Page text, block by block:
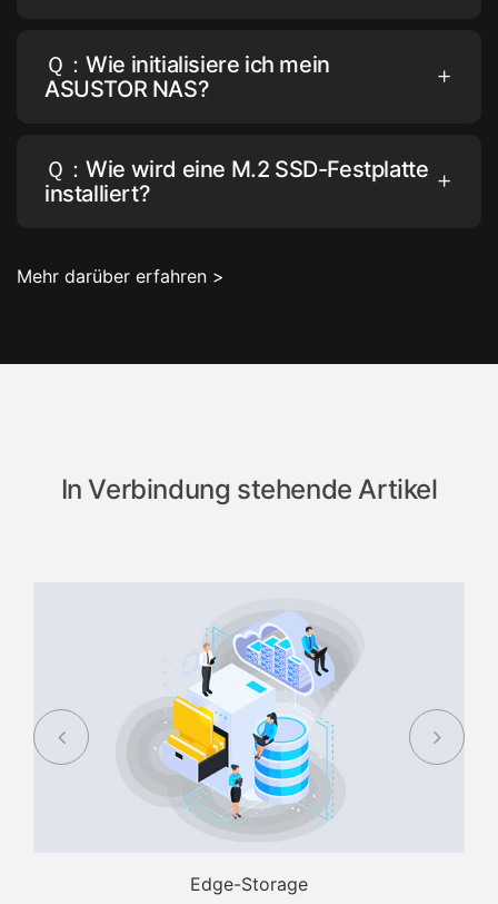
Ｑ：Wie initialisiere ich mein
ASUSTOR NAS?
Ｑ：Wie wird eine M.2 SSD-Festplatte
installiert?
Mehr darüber erfahren >
In Verbindung stehende Artikel
Edge-Storage